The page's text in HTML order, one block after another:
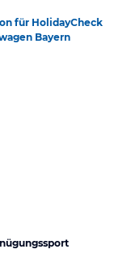
für HolidayCheck
Bayern